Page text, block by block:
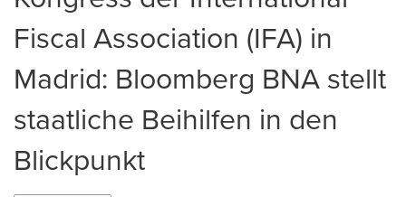
Fiscal Association (IFA) in
Madrid: Bloomberg BNA stellt
staatliche Beihilfen in den
Blickpunkt